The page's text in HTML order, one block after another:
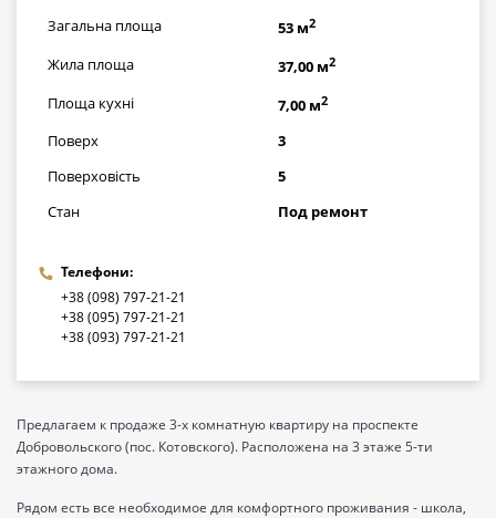
Загальна площа
53 м2
Жила площа 37,00 м2
Площа кухні 7,00 м2
Поверх
3
Поверховість
5
Стан
Под ремонт
Телефони:
+38 (098) 797-21-21
+38 (095) 797-21-21
+38 (093) 797-21-21
Предлагаем к продаже 3-х комнатную квартиру на проспекте
Добровольского (пос. Котовского). Расположена на 3 этаже 5-ти
этажного дома.
Рядом есть все необходимое для комфортного проживания - школа,